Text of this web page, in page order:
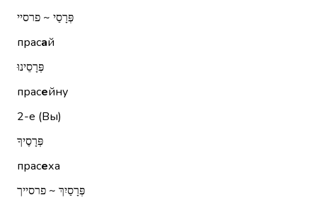
פְּרָסַי ~ פרסיי
прасай
פְּרָסֵינוּ
прасейну
2-е (Вы)
פְּרָסֶיךָ
прасеха
פְּרָסַיִךְ ~ פרסייך